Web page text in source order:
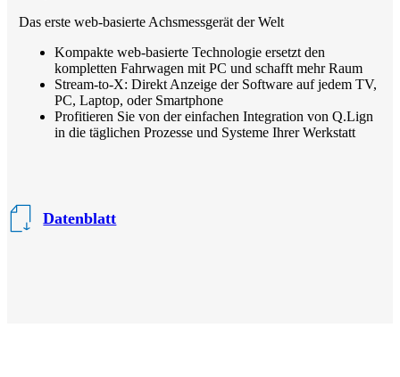
Das erste web-basierte Achsmessgerät der Welt
Kompakte web-basierte Technologie ersetzt den
kompletten Fahrwagen mit PC und schafft mehr Raum
Stream-to-X: Direkt Anzeige der Software auf jedem TV,
PC, Laptop, oder Smartphone
Profitieren Sie von der einfachen Integration von Q.Lign
in die täglichen Prozesse und Systeme Ihrer Werkstatt
Datenblatt